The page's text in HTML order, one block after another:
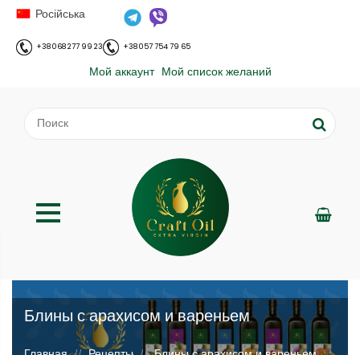
Російська
+38 068 277 99 23 +38 057 754 79 65
Мой аккаунт Мой список желаний
Блины с арахисом и вареньем
;